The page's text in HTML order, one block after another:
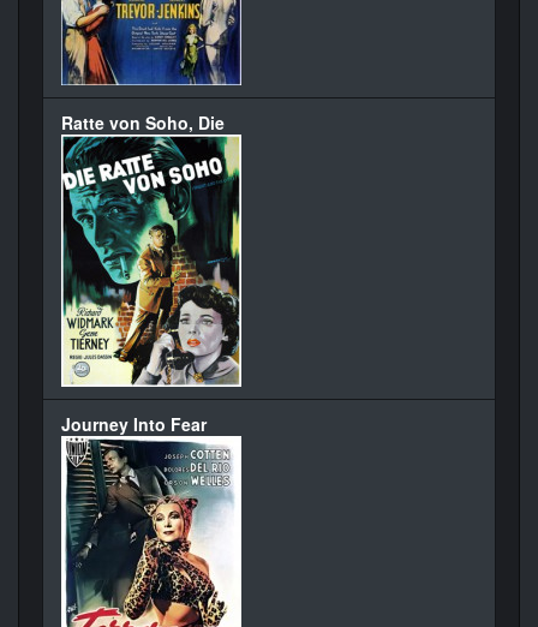
Ratte von Soho, Die
Journey Into Fear